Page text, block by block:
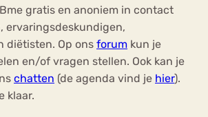
gratis en anoniem in contact
ervaringsdeskundigen,
diëtisten. Op ons forum kun je
en/of vragen stellen. Ook kan je
chatten (de agenda vind je hier).
klaar.